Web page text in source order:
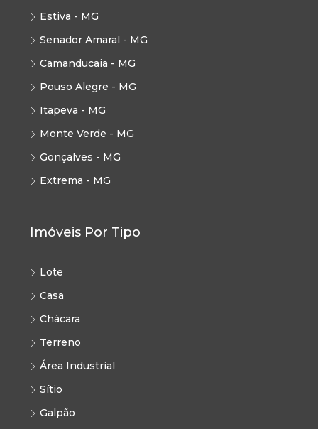
Estiva - MG
Senador Amaral - MG
Camanducaia - MG
Pouso Alegre - MG
Itapeva - MG
Monte Verde - MG
Gonçalves - MG
Extrema - MG
Imóveis Por Tipo
Lote
Casa
Chácara
Terreno
Área Industrial
Sítio
Galpão